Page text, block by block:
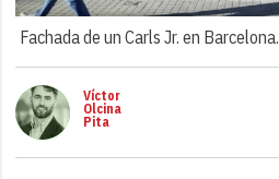
Fachada de un Carls Jr. en Barcelona.
Víctor
Olcina
Pita